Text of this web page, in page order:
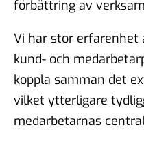
förbättring av
Vi har stor erfarenhet
kund- och
koppla samman det
vilket ytterligare
medarbetarnas